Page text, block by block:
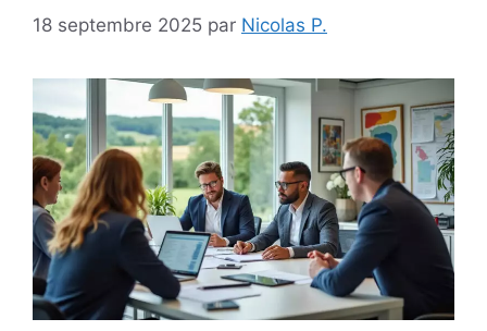
18 septembre 2025 par Nicolas P.